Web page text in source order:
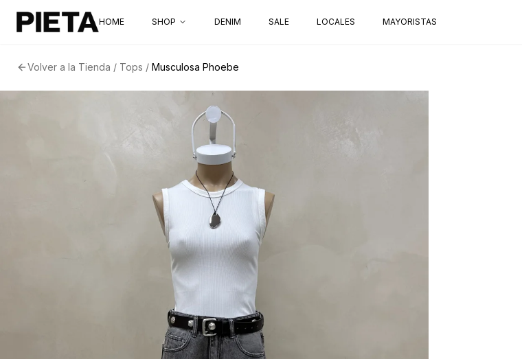
HOME SHOP DENIM SALE LOCALES MAYORISTAS
Volver a la Tienda / Tops / Musculosa Phoebe